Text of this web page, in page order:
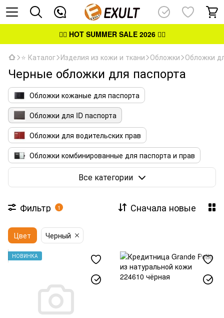
👉🏻 HOT SUMMER SALE 2026👈🏻
⭐ Каталог Изделия из кожи и ткани Обложки Обложки
Черные обложки для паспорта
Обложки кожаные для паспорта
Обложки для ID паспорта
Обложки для водительских прав
Обложки комбинированные для паспорта и прав
Обложки для удостоверений
Все категории
Фильтр 1 Сначала новые
Цвет Черный
НОВИНКА